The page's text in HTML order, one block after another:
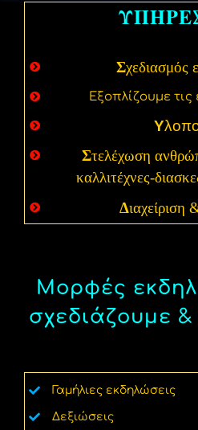
Υ
Σχεδιασμός
Εξοπλίζουμε
Υ
Στελέχωση
καλλιτέχνες-
Δ
Μορφές
σχεδιάζουμε
Γαμήλιες εκδηλώσεις
Δεξιώσεις